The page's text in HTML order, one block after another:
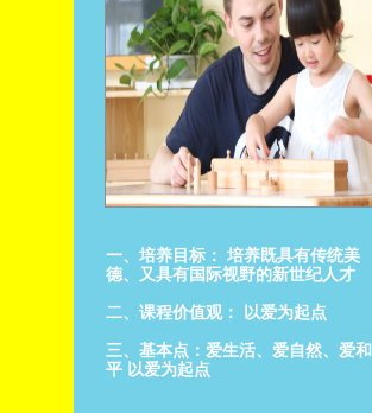
一、培养目标： 培养既具有传统美
德、又具有国际视野的新世纪人才
二、课程价值观： 以爱为起点
三、基本点：爱生活、爱自然、爱和
平 以爱为起点